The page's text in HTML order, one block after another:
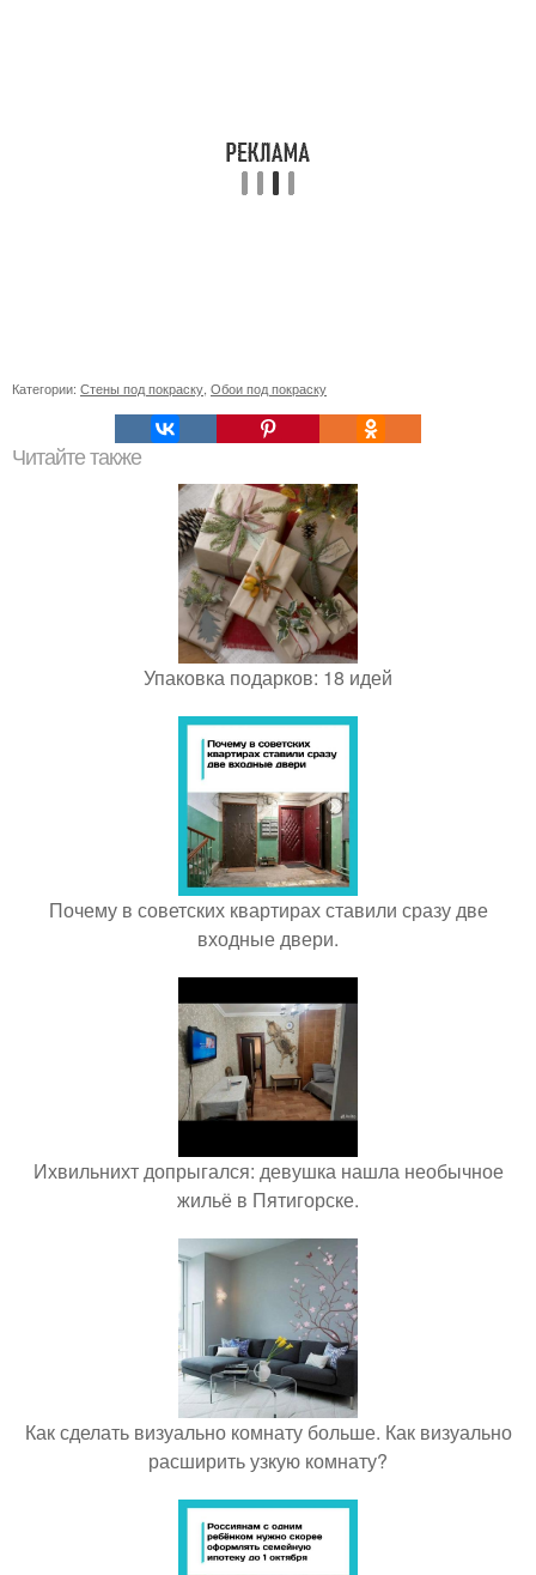
Категории: Стены под покраску Обои под покраску
Читайте также
Упаковка подарков: 18 идей
Почему в советских квартирах ставили сразу две
входные двери.
Ихвильнихт допрыгался: девушка нашла необычное
жильё в Пятигорске.
Как сделать визуально комнату больше. Как визуально
расширить узкую комнату?